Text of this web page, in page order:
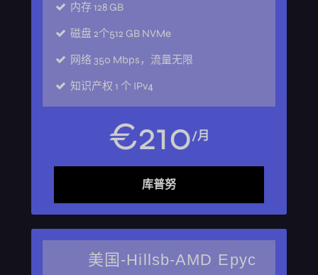
内存128 GB
磁盘2个512 GB NVMe
网络 350 Mbps，流量无限
知识产权 1 个 IPv4
€210/月
库普努
美国-Hillsb-AMD Epyc